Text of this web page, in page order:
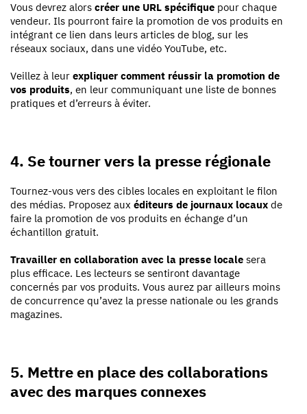
Vous devrez alors créer une URL spécifique pour chaque
vendeur. Ils pourront faire la promotion de vos produits en
intégrant ce lien dans leurs articles de blog, sur les
réseaux sociaux, dans une vidéo YouTube, etc.
Veillez à leur expliquer comment réussir la promotion de
vos produits, en leur communiquant une liste de bonnes
pratiques et d’erreurs à éviter.
4. Se tourner vers la presse régionale
Tournez-vous vers des cibles locales en exploitant le filon
des médias. Proposez aux éditeurs de journaux locaux de
faire la promotion de vos produits en échange d’un
échantillon gratuit.
Travailler en collaboration avec la presse locale sera
plus efficace. Les lecteurs se sentiront davantage
concernés par vos produits. Vous aurez par ailleurs moins
de concurrence qu’avez la presse nationale ou les grands
magazines.
5. Mettre en place des collaborations
avec des marques connexes